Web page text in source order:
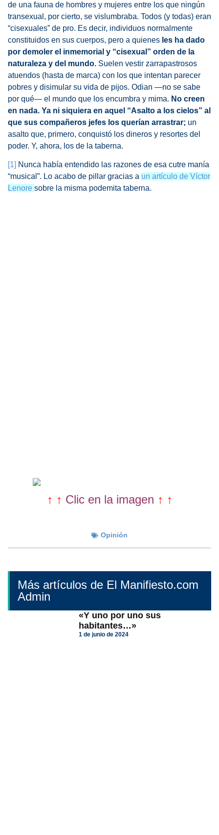
de una fauna de hombres y mujeres entre los que ningún
transexual, por cierto, se vislumbraba. Todos (y todas) eran
“cisexuales” de pro. Es decir, individuos normalmente
constituidos en sus cuerpos, pero a quienes les ha dado
por demoler el inmemorial y “cisexual” orden de la
naturaleza y del mundo. Suelen vestir zarrapastrosos
atuendos (hasta de marca) con los que intentan parecer
pobres y disimular su vida de pijos. Odian —no se sabe
por qué— el mundo que los encumbra y mima. No creen
en nada. Ya ni siquiera en aquel “Asalto a los cielos” al
que sus compañeros jefes los querían arrastrar; un
asalto que, primero, conquistó los dineros y resortes del
poder. Y, ahora, los de la taberna.
[1] Nunca había entendido las razones de esa cutre manía
“musical”. Lo acabo de pillar gracias a un artículo de Víctor
Lenore sobre la misma podemita taberna.
↑ ↑ Clic en la imagen ↑ ↑
Opinión
Más artículos de El Manifiesto.com
Admin
«Y uno por uno sus
habitantes…»
1 de junio de 2024